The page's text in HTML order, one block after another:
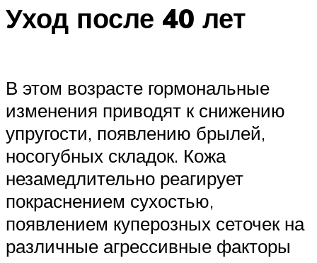
Уход после 40 лет
В этом возрасте гормональные
изменения приводят к снижению
упругости, появлению брылей,
носогубных складок. Кожа
незамедлительно реагирует
покраснением сухостью,
появлением куперозных сеточек на
различные агрессивные факторы